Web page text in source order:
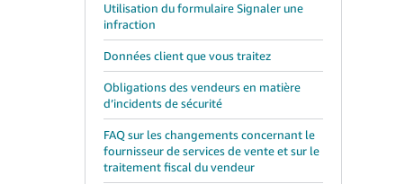
Utilisation du formulaire Signaler une
infraction
Données client que vous traitez
Obligations des vendeurs en matière
d’incidents de sécurité
FAQ sur les changements concernant le
fournisseur de services de vente et sur le
traitement fiscal du vendeur